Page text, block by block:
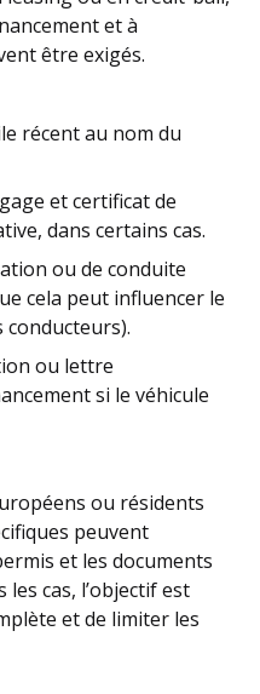
et à
être exigés.
récent au nom du
et certificat de
dans certains cas.
ou de conduite
cela peut influencer le
conducteurs).
ou lettre
si le véhicule
ou résidents
peuvent
et les documents
cas, l’objectif est
et de limiter les